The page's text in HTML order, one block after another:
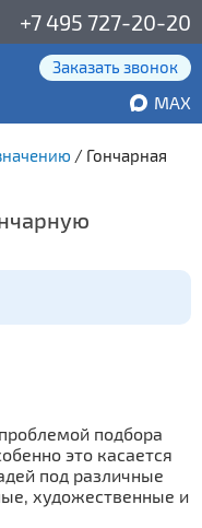
+7 495 727-20-20
Заказать звонок
MAX
/ Гончарная
подбора
это касается
под различные
художественные и